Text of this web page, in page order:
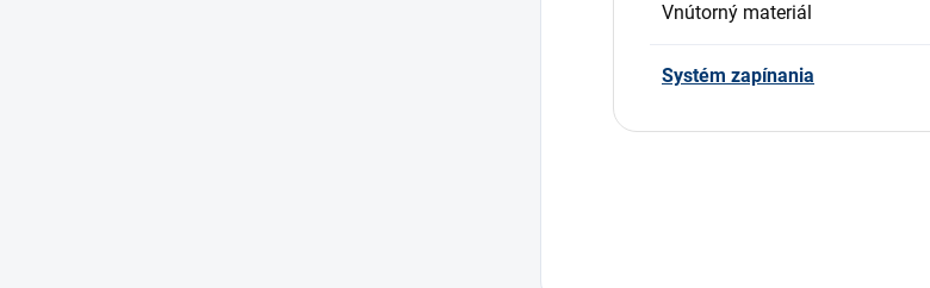
Vnútorný materiál
Systém zapínania